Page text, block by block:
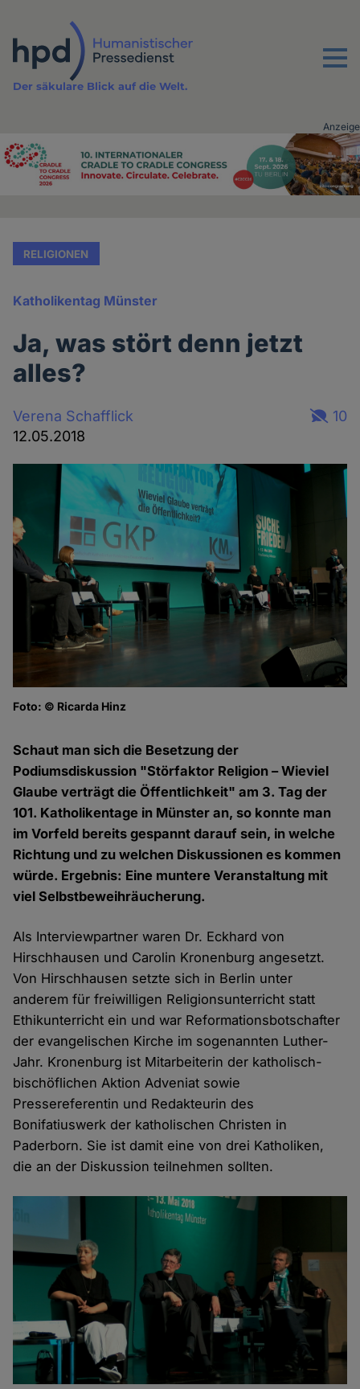
Inhalt
Menu
Der säkulare Blick auf die Welt.
Advertising
Anzeige
RELIGIONEN
Katholikentag Münster
Ja, was stört denn jetzt
alles?
Verena Schafflick
12.05.2018
10
Foto: © Ricarda Hinz
Schaut man sich die Besetzung der
Podiumsdiskussion "Störfaktor Religion – Wieviel
Glaube verträgt die Öffentlichkeit" am 3. Tag der
101. Katholikentage in Münster an, so konnte man
im Vorfeld bereits gespannt darauf sein, in welche
Richtung und zu welchen Diskussionen es kommen
würde. Ergebnis: Eine muntere Veranstaltung mit
viel Selbstbeweihräucherung.
Als Interviewpartner waren Dr. Eckhard von
Hirschhausen und Carolin Kronenburg angesetzt.
Von Hirschhausen setzte sich in Berlin unter
anderem für freiwilligen Religionsunterricht statt
Ethikunterricht ein und war Reformationsbotschafter
der evangelischen Kirche im sogenannten Luther-
Jahr. Kronenburg ist Mitarbeiterin der katholisch-
bischöflichen Aktion Adveniat sowie
Pressereferentin und Redakteurin des
Bonifatiuswerk der katholischen Christen in
Paderborn. Sie ist damit eine von drei Katholiken,
die an der Diskussion teilnehmen sollten.